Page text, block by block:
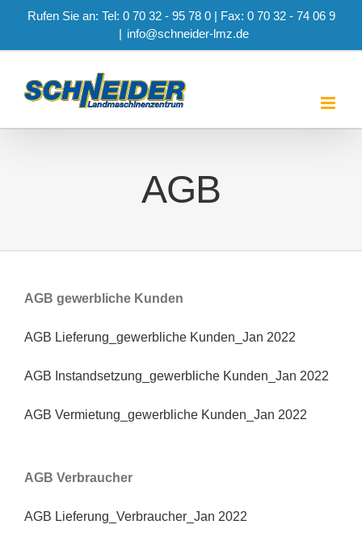
springen
Rufen Sie an: Tel: 0 70 32 - 95 78 0 | Fax: 0 70 32 - 74 06 9
| info@schneider-lmz.de
AGB
AGB gewerbliche Kunden
AGB Lieferung_gewerbliche Kunden_Jan 2022
AGB Instandsetzung_gewerbliche Kunden_Jan 2022
AGB Vermietung_gewerbliche Kunden_Jan 2022
AGB Verbraucher
AGB Lieferung_Verbraucher_Jan 2022